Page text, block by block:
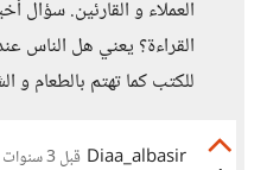
العملاء و القارئين. سؤال
القراءة؟ يعني هل الناس
للكتب كما تهتم بالطعام و
Diaa_albasir قبل 3 سنوات